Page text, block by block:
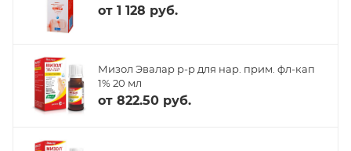
от 1 128 руб.
Мизол Эвалар р-р для нар. прим. фл-кап
1% 20 мл
от 822.50 руб.